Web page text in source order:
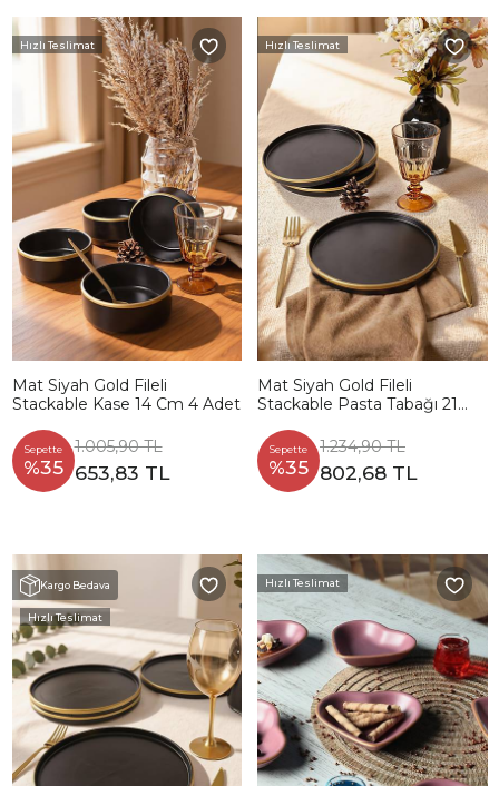
Hızlı Teslimat
Mat Siyah Gold Fileli
Stackable Kase 14 Cm 4 Adet
Sepette
%35
1.005,90 TL
653,83 TL
Hızlı Teslimat
Mat Siyah Gold Fileli
Stackable Pasta Tabağı 21
Sepette
%35
1.234,90 TL
802,68 TL
Kargo Bedava
Hızlı Teslimat
Hızlı Teslimat